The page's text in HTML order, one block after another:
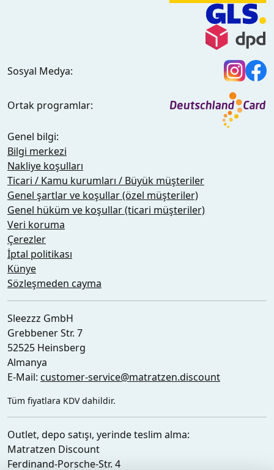
Sosyal Medya:
Ortak programlar:
Genel bilgi:
Bilgi merkezi
Nakliye koşulları
Ticari / Kamu kurumları / Büyük müşteriler
Genel şartlar ve koşullar (özel müşteriler)
Genel hüküm ve koşullar (ticari müşteriler)
Veri koruma
Çerezler
İptal politikası
Künye
Sözleşmeden cayma
Sleezzz GmbH
Grebbener Str. 7
52525 Heinsberg
Almanya
E-Mail: customer-service@matratzen.discount
Tüm fiyatlara KDV dahildir.
Outlet, depo satışı, yerinde teslim alma:
Matratzen Discount
Ferdinand-Porsche-Str. 4